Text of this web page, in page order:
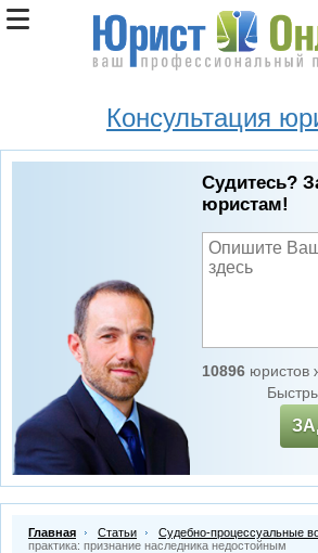
Консультация
Судитесь?
юристам!
10896юристов
Главная Статьи Судебно-процессуальные
практика: признание наследника недостойным